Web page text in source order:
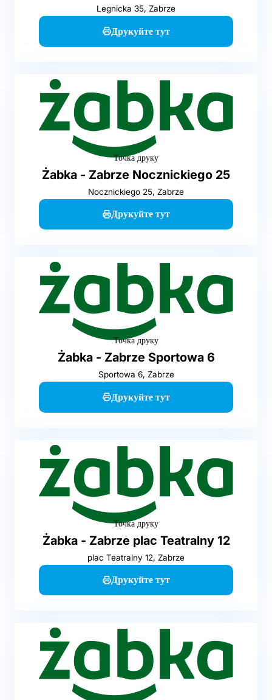
Legnicka 35, Zabrze
Друкуйте тут
Точка друку
Żabka - Zabrze Nocznickiego 25
Nocznickiego 25, Zabrze
Друкуйте тут
Точка друку
Żabka - Zabrze Sportowa 6
Sportowa 6, Zabrze
Друкуйте тут
Точка друку
Żabka - Zabrze plac Teatralny 12
plac Teatralny 12, Zabrze
Друкуйте тут